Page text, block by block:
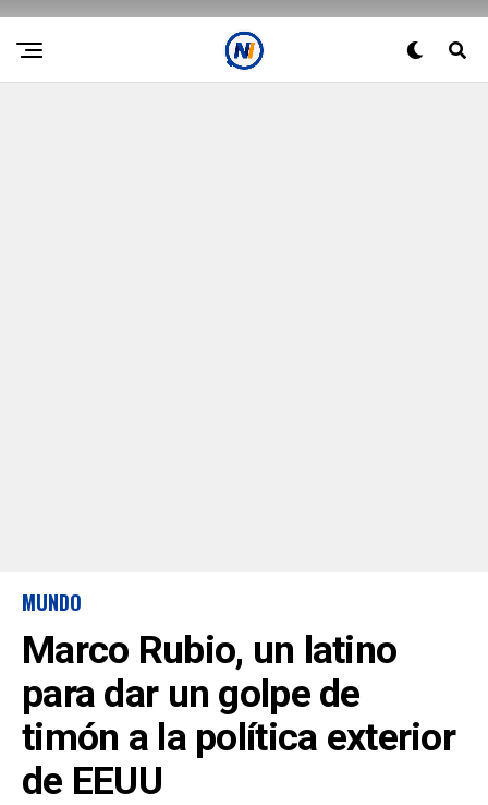
MUNDO
Marco Rubio, un latino
para dar un golpe de
timón a la política exterior
de EEUU